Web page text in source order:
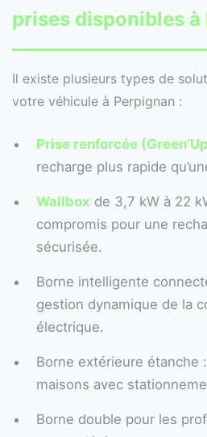
prises disponibles à
Il existe plusieurs types de
votre véhicule à Perpignan :
Prise renforcée
recharge plus rapide
Wallbox de 3,7 kW à 22
compromis pour une
sécurisée.
Borne intelligente
gestion dynamique de la
électrique.
Borne extérieure étanche
maisons avec
Borne double pour les